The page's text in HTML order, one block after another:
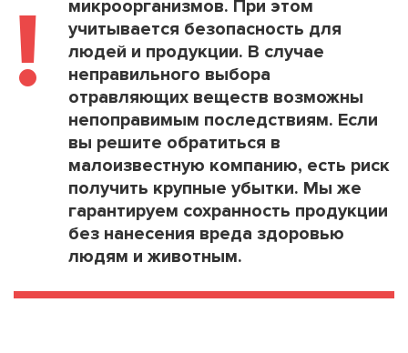
!
микроорганизмов. При этом
учитывается безопасность для
людей и продукции. В случае
неправильного выбора
отравляющих веществ возможны
непоправимым последствиям. Если
вы решите обратиться в
малоизвестную компанию, есть риск
получить крупные убытки. Мы же
гарантируем сохранность продукции
без нанесения вреда здоровью
людям и животным.